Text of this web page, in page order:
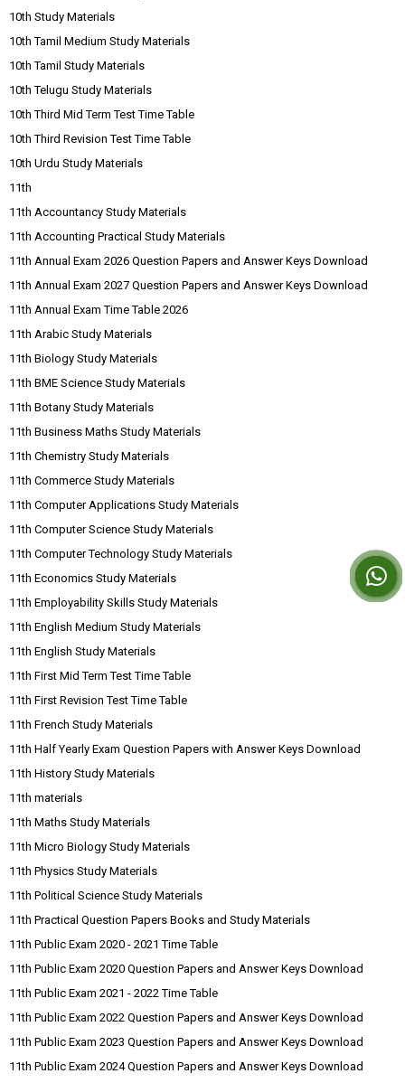
10th Study Materials
10th Tamil Medium Study Materials
10th Tamil Study Materials
10th Telugu Study Materials
10th Third Mid Term Test Time Table
10th Third Revision Test Time Table
10th Urdu Study Materials
11th
11th Accountancy Study Materials
11th Accounting Practical Study Materials
11th Annual Exam 2026 Question Papers and Answer Keys Download
11th Annual Exam 2027 Question Papers and Answer Keys Download
11th Annual Exam Time Table 2026
11th Arabic Study Materials
11th Biology Study Materials
11th BME Science Study Materials
11th Botany Study Materials
11th Business Maths Study Materials
11th Chemistry Study Materials
11th Commerce Study Materials
11th Computer Applications Study Materials
11th Computer Science Study Materials
11th Computer Technology Study Materials
11th Economics Study Materials
11th Employability Skills Study Materials
11th English Medium Study Materials
11th English Study Materials
11th First Mid Term Test Time Table
11th First Revision Test Time Table
11th French Study Materials
11th Half Yearly Exam Question Papers with Answer Keys Download
11th History Study Materials
11th materials
11th Maths Study Materials
11th Micro Biology Study Materials
11th Physics Study Materials
11th Political Science Study Materials
11th Practical Question Papers Books and Study Materials
11th Public Exam 2020 - 2021 Time Table
11th Public Exam 2020 Question Papers and Answer Keys Download
11th Public Exam 2021 - 2022 Time Table
11th Public Exam 2022 Question Papers and Answer Keys Download
11th Public Exam 2023 Question Papers and Answer Keys Download
11th Public Exam 2024 Question Papers and Answer Keys Download